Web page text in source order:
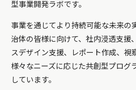
型事業開発ラボです。
事業を通じてより持続可能な未来の
治体の皆様に向けて、社内浸透支援
スデザイン支援、レポート作成、視
様々なニーズに応じた共創型プログ
しています。